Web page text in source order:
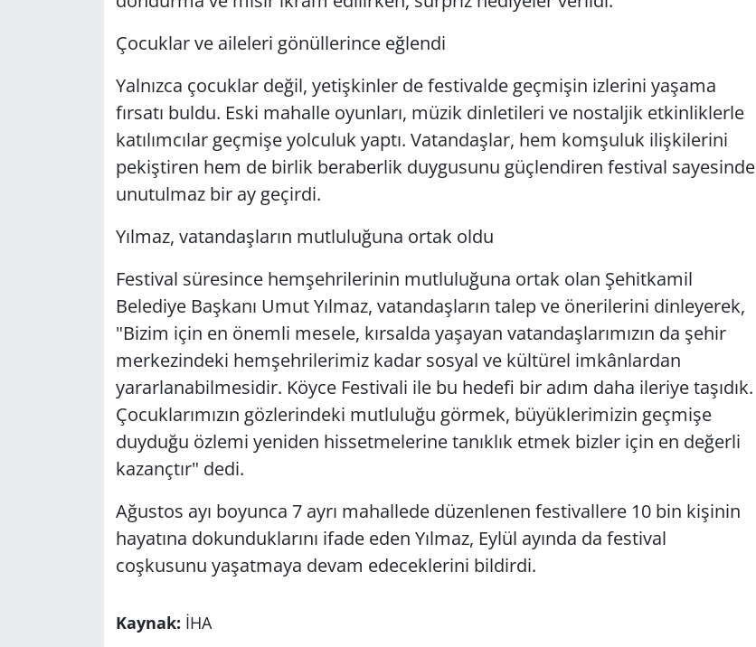
Çocuklar ve aileleri gönüllerince eğlendi
Yalnızca çocuklar değil, yetişkinler de festivalde geçmişin izlerini yaşama
fırsatı buldu. Eski mahalle oyunları, müzik dinletileri ve nostaljik etkinliklerle
katılımcılar geçmişe yolculuk yaptı. Vatandaşlar, hem komşuluk ilişkilerini
pekiştiren hem de birlik beraberlik duygusunu güçlendiren festival sayesinde
unutulmaz bir ay geçirdi.
Yılmaz, vatandaşların mutluluğuna ortak oldu
Festival süresince hemşehrilerinin mutluluğuna ortak olan Şehitkamil
Belediye Başkanı Umut Yılmaz, vatandaşların talep ve önerilerini dinleyerek,
"Bizim için en önemli mesele, kırsalda yaşayan vatandaşlarımızın da şehir
merkezindeki hemşehrilerimiz kadar sosyal ve kültürel imkânlardan
yararlanabilmesidir. Köyce Festivali ile bu hedefi bir adım daha ileriye taşıdık.
Çocuklarımızın gözlerindeki mutluluğu görmek, büyüklerimizin geçmişe
duyduğu özlemi yeniden hissetmelerine tanıklık etmek bizler için en değerli
kazançtır" dedi.
Ağustos ayı boyunca 7 ayrı mahallede düzenlenen festivallere 10 bin kişinin
hayatına dokunduklarını ifade eden Yılmaz, Eylül ayında da festival
coşkusunu yaşatmaya devam edeceklerini bildirdi.
Kaynak: İHA